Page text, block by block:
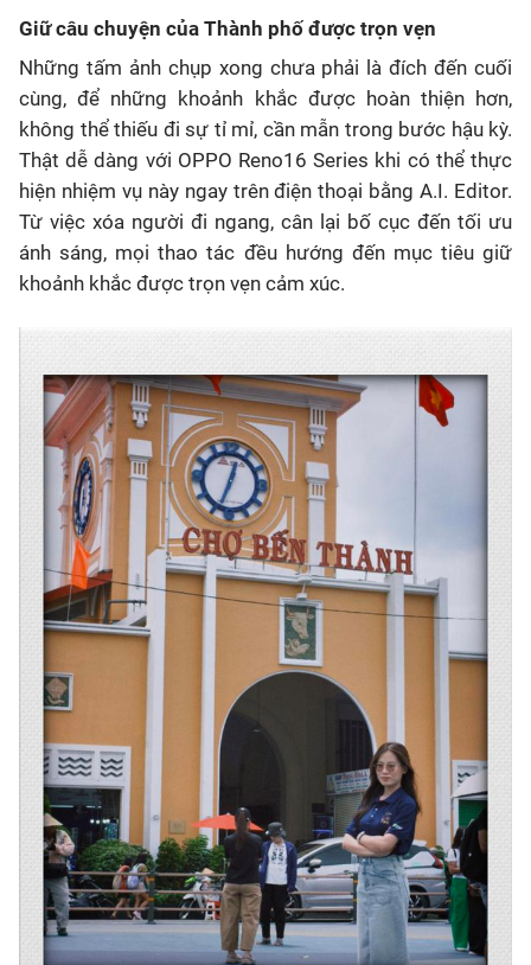
Giữ câu chuyện của Thành phố được trọn vẹn
Những tấm ảnh chụp xong chưa phải là đích đến cuối
cùng, để những khoảnh khắc được hoàn thiện hơn,
không thể thiếu đi sự tỉ mỉ, cần mẫn trong bước hậu kỳ.
Thật dễ dàng với OPPO Reno16 Series khi có thể thực
hiện nhiệm vụ này ngay trên điện thoại bằng A.I. Editor.
Từ việc xóa người đi ngang, cân lại bố cục đến tối ưu
ánh sáng, mọi thao tác đều hướng đến mục tiêu giữ
khoảnh khắc được trọn vẹn cảm xúc.